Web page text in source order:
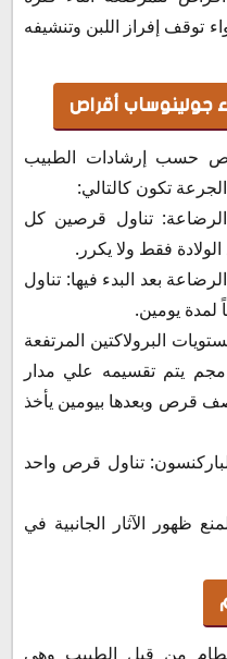
توقف إفراز اللبن وتنشيفه
جولينوساب أقراص
حسب إرشادات الطبيب
تكون كالتالي:
تناول قرصين كل
بعد البدء فيها: تناول
البرولاكتين المرتفعة
في الدم: تناول قرص واحد 0.5 مجم يتم تقسيمه علي مدار
قرص وبعدها بيومين يأخذ
تناول قرص واحد
ظهور الآثار الجانبية في
من قبل الطبيب وهي